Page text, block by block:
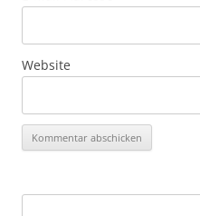
Website